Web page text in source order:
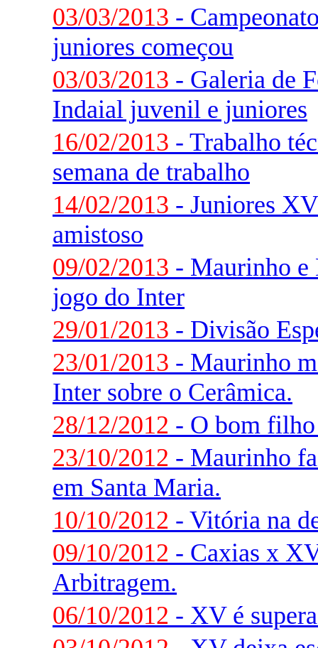
03/03/2013 -
juniores começou
03/03/2013 - Galeria de
Indaial juvenil e juniores
16/02/2013 - Trabalho
semana de trabalho
14/02/2013 - Juniores
amistoso
09/02/2013 - Maurinho e
jogo do Inter
29/01/2013 - Divisão
23/01/2013 - Maurinho
Inter sobre o Cerâmica.
28/12/2012 - O bom
23/10/2012 - Maurinho
em Santa Maria.
10/10/2012 - Vitória na
09/10/2012 - Caxias x
Arbitragem.
06/10/2012 - XV é